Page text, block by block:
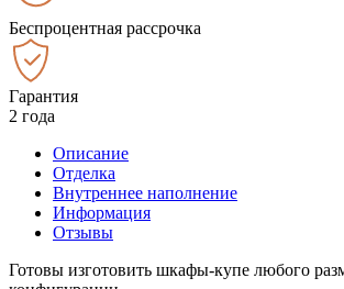
Беспроцентная рассрочка
Гарантия
2 года
Описание
Отделка
Внутреннее наполнение
Информация
Отзывы
Готовы изготовить шкафы-купе любого